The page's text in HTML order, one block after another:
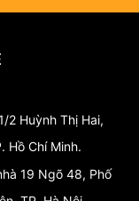
2 Huỳnh Thị Hai,
Hồ Chí Minh.
19 Ngõ 48, Phố